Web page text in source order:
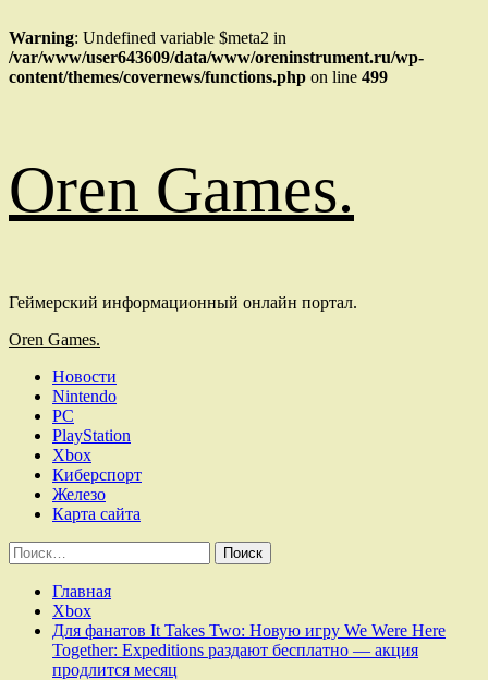
Warning: Undefined variable $meta2 in
/var/www/user643609/data/www/oreninstrument.ru/wp-
content/themes/covernews/functions.php on line 499
к
содержимому
Oren Games.
Геймерский информационный онлайн портал.
Основное
Oren Games.
Новости
Nintendo
PC
PlayStation
Xbox
Киберспорт
Железо
Карта сайта
Найти:
Главная
Xbox
Для фанатов It Takes Two: Новую игру We Were Here
Together: Expeditions раздают бесплатно — акция
продлится месяц